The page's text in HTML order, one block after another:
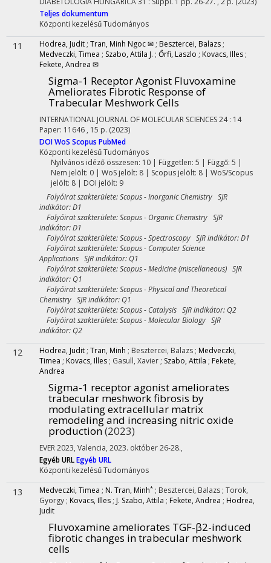
Teljes dokumentum
Központi kezelésűTudományos
11 Hodrea, Judit ; Tran, Minh Ngoc ✉ ; Besztercei, Balazs ;
Medveczki, Timea ; Szabo, Attila J. ; Őrfi, Laszlo ; Kovacs, Illes ;
Fekete, Andrea ✉
Sigma-1 Receptor Agonist Fluvoxamine
Ameliorates Fibrotic Response of
Trabecular Meshwork Cells
INTERNATIONAL JOURNAL OF MOLECULAR SCIENCES24: 14
Paper: 11646 , 15 p. (2023)
DOIWoS Scopus PubMed
Központi kezelésűTudományos
Nyilvános idéző összesen: 10| Független: 5 | Függő: 5 |
Nem jelölt: 0 | WoS jelölt: 8 | Scopus jelölt: 8 | WoS/Scopus
jelölt: 8 | DOI jelölt: 9
Folyóirat szakterülete: Scopus - Inorganic Chemistry SJR
indikátor: D1
Folyóirat szakterülete: Scopus - Organic Chemistry SJR
indikátor: D1
Folyóirat szakterülete: Scopus - Spectroscopy SJR indikátor: D1
Folyóirat szakterülete: Scopus - Computer Science
Applications SJR indikátor: Q1
Folyóirat szakterülete: Scopus - Medicine (miscellaneous) SJR
indikátor: Q1
Folyóirat szakterülete: Scopus - Physical and Theoretical
Chemistry SJR indikátor: Q1
Folyóirat szakterülete: Scopus - Catalysis SJR indikátor: Q2
Folyóirat szakterülete: Scopus - Molecular Biology SJR
indikátor: Q2
12 Hodrea, Judit ; Tran, Minh ; Besztercei, Balazs ; Medveczki,
Timea ; Kovacs, Illes ; Gasull, Xavier ; Szabo, Attila ; Fekete,
Andrea
Sigma-1 receptor agonist ameliorates
trabecular meshwork fibrosis by
modulating extracellular matrix
remodeling and increasing nitric oxide
production(2023)
EVER 2023, Valencia, 2023. október 26-28.,
Egyéb URLEgyéb URL
Központi kezelésűTudományos
13 Medveczki, Timea ; N. Tran, Minh* ; Besztercei, Balazs ; Torok,
Gyorgy ; Kovacs, Illes ; J. Szabo, Attila ; Fekete, Andrea ; Hodrea,
Judit
Fluvoxamine ameliorates TGF-β2-induced
fibrotic changes in trabecular meshwork
cells